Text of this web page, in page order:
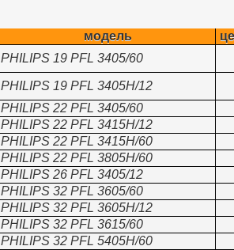
модель
PHILIPS 19 PFL 3405/60
PHILIPS 19 PFL 3405H/12
PHILIPS 22 PFL 3405/60
PHILIPS 22 PFL 3415H/12
PHILIPS 22 PFL 3415H/60
PHILIPS 22 PFL 3805H/60
PHILIPS 26 PFL 3405/12
PHILIPS 32 PFL 3605/60
PHILIPS 32 PFL 3605H/12
PHILIPS 32 PFL 3615/60
PHILIPS 32 PFL 5405H/60